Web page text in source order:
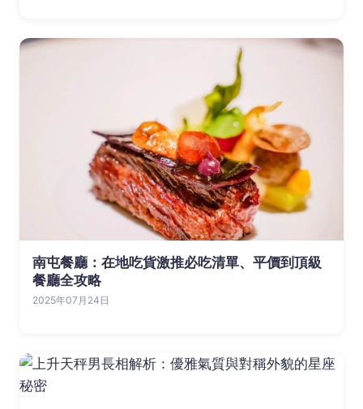
南屯餐廳：在地吃貨激推必吃清單、平價到頂級
餐廳全攻略
2025年07月24日